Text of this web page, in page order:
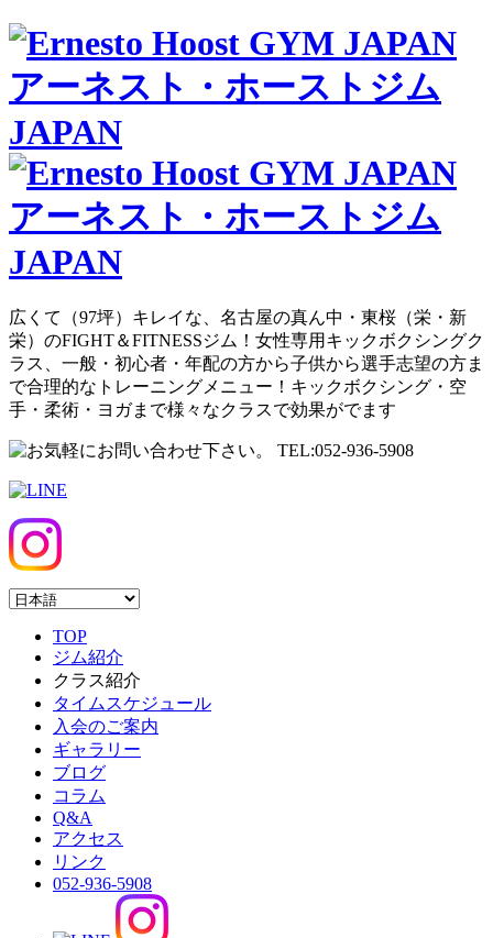
広くて（97坪）キレイな、名古屋の真ん中・東桜（栄・新
栄）のFIGHT＆FITNESSジム！女性専用キックボクシングク
ラス、一般・初心者・年配の方から子供から選手志望の方ま
で合理的なトレーニングメニュー！キックボクシング・空
手・柔術・ヨガまで様々なクラスで効果がでます
TOP
ジム紹介
クラス紹介
タイムスケジュール
入会のご案内
ギャラリー
ブログ
コラム
Q&A
アクセス
リンク
052-936-5908